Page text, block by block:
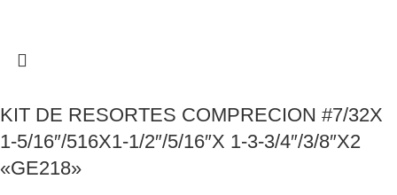
KIT DE RESORTES COMPRECION #7/32X
1-5/16″/516X1-1/2″/5/16″X 1-3-3/4″/3/8″X2
«GE218»